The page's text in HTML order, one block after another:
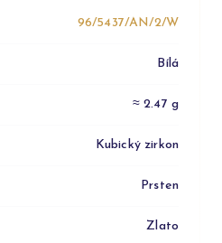
96/5437/AN/2/W
Bílá
≈ 2.47 g
Kubický zirkon
Prsten
Zlato